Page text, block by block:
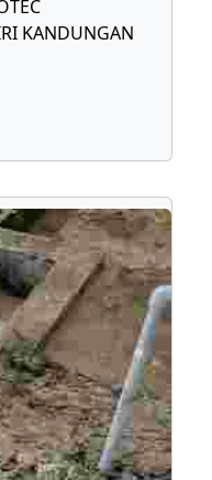
KANDUNGAN